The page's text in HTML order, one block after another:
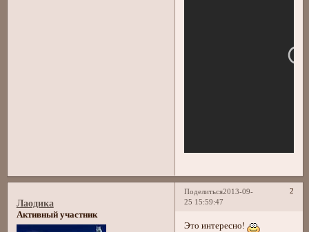
Поделиться 2
2013-09-
25 15:59:47
Лаодика
Активный участник
Это интересно!